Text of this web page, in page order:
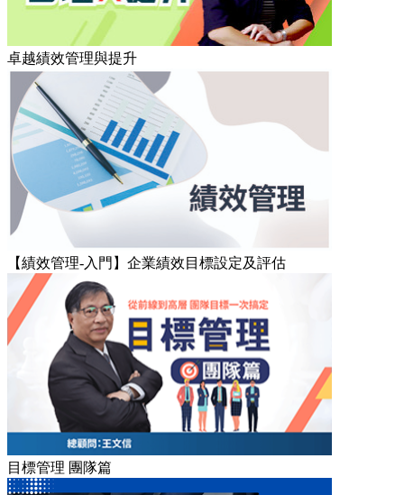
卓越績效管理與提升
【績效管理-入門】企業績效目標設定及評估
目標管理 團隊篇